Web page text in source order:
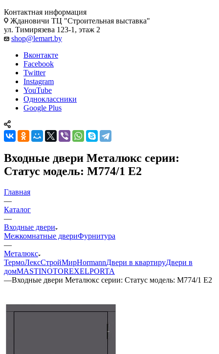
Контактная информация
Ждановичи ТЦ "Строительная выставка"
ул. Тимирязева 123-1, этаж 2
shop@lemart.by
Вконтакте
Facebook
Twitter
Instagram
YouTube
Одноклассники
Google Plus
Входные двери Металюкс серии:
Статус модель: М774/1 Е2
Главная
—
Каталог
—
Входные двери
Межкомнатные двериФурнитура
—
Металюкс
ТермоЛексСтройМирHormannДвери в квартируДвери в
домMASTINOTOREXELPORTA
—Входные двери Металюкс серии: Статус модель: М774/1 Е2